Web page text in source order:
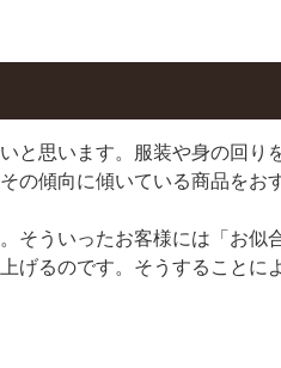
と思います。服装や身の回り
の傾向に傾いている商品をお
そういったお客様には「お似
げるのです。そうすることに